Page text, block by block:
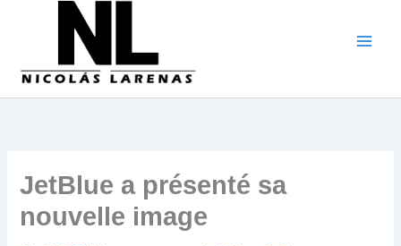
JetBlue a présenté sa
nouvelle image